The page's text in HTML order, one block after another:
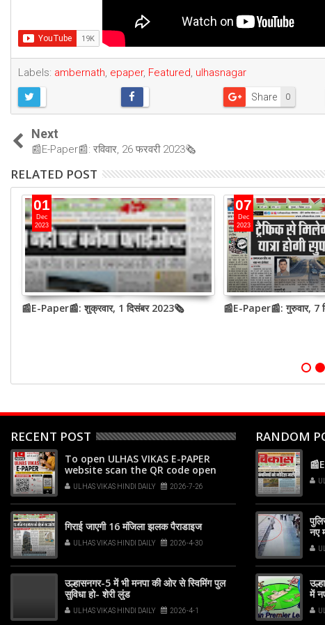
Labels: ambernath, epaper, Featured, ulhasnagar
0
Share
Next
📰E-Paper📰: रविवार, 26 फरवरी 2023🗞
RELATED POST
01
Dec
2023
📰E-Paper📰: शुक्रवार, 1 दिसंबर 2023🗞
07
Dec
2023
📰E-Paper📰: गुरुवार, 7
RECENT POST
To open ULHAS VIKAS E-PAPER
website scan the QR code open
your phone's camera app or
Google Lens, point it at the code,
and tap the web link popup that
ULHAS VIKAS HINDI DAILY 2026-7-26
गिराई जाएगी 16 मंजिला झलक पैराडाइज
ULHAS VIKAS HINDI DAILY 2026-4-30
उल्हासनगर-5 में भी मनपा की ओर से स्विमिंग पुल
सुविधा हो- शेरी लुंड
ULHAS VIKAS HINDI DAILY 2026-4-1
RANDOM
नए
में